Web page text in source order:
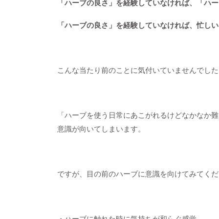
「ハーブの良さ」を経験していなければ、「ハ
「ハーブの良さ」を経験していなければ、忙し
こんな当たり前のことに気付いていませんでし
「ハーブを使う日常にあこがれるけどなかなか
意識が向いてしまいます。
ですが、目の前のハーブに意識を向けてみてく